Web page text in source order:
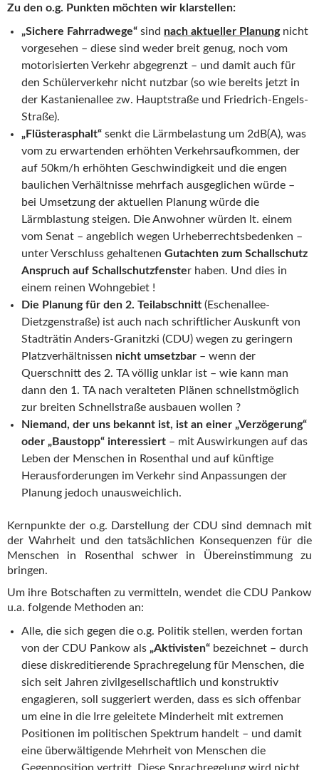
Zu den o.g. Punkten möchten wir klarstellen:
„Sichere Fahrradwege“ sind nach aktueller Planungnicht
vorgesehen – diese sind weder breit genug, noch vom
motorisierten Verkehr abgegrenzt – und damit auch für
den Schülerverkehr nicht nutzbar (so wie bereits jetzt in
der Kastanienallee zw. Hauptstraße und Friedrich-Engels-
Straße).
„Flüsterasphalt“ senkt die Lärmbelastung um 2dB(A), was
vom zu erwartenden erhöhten Verkehrsaufkommen, der
auf 50km/h erhöhten Geschwindigkeit und die engen
baulichen Verhältnisse mehrfach ausgeglichen würde –
bei Umsetzung der aktuellen Planung würde die
Lärmblastung steigen. Die Anwohner würden lt. einem
vom Senat – angeblich wegen Urheberrechtsbedenken –
unter Verschluss gehaltenen Gutachten zum Schallschutz
Anspruch auf Schallschutzfenster haben. Und dies in
einem reinen Wohngebiet !
Die Planung für den 2. Teilabschnitt (Eschenallee-
Dietzgenstraße) ist auch nach schriftlicher Auskunft von
Stadträtin Anders-Granitzki (CDU) wegen zu geringern
Platzverhältnissen nicht umsetzbar – wenn der
Querschnitt des 2. TA völlig unklar ist – wie kann man
dann den 1. TA nach veralteten Plänen schnellstmöglich
zur breiten Schnellstraße ausbauen wollen ?
Niemand, der uns bekannt ist, ist an einer „Verzögerung“
oder „Baustopp“ interessiert – mit Auswirkungen auf das
Leben der Menschen in Rosenthal und auf künftige
Herausforderungen im Verkehr sind Anpassungen der
Planung jedoch unausweichlich.
Kernpunkte der o.g. Darstellung der CDU sind demnach mit
der Wahrheit und den tatsächlichen Konsequenzen für die
Menschen in Rosenthal schwer in Übereinstimmung zu
bringen.
Um ihre Botschaften zu vermitteln, wendet die CDU Pankow
u.a. folgende Methoden an:
Alle, die sich gegen die o.g. Politik stellen, werden fortan
von der CDU Pankow als „Aktivisten“ bezeichnet – durch
diese diskreditierende Sprachregelung für Menschen, die
sich seit Jahren zivilgesellschaftlich und konstruktiv
engagieren, soll suggeriert werden, dass es sich offenbar
um eine in die Irre geleitete Minderheit mit extremen
Positionen im politischen Spektrum handelt – und damit
eine überwältigende Mehrheit von Menschen die